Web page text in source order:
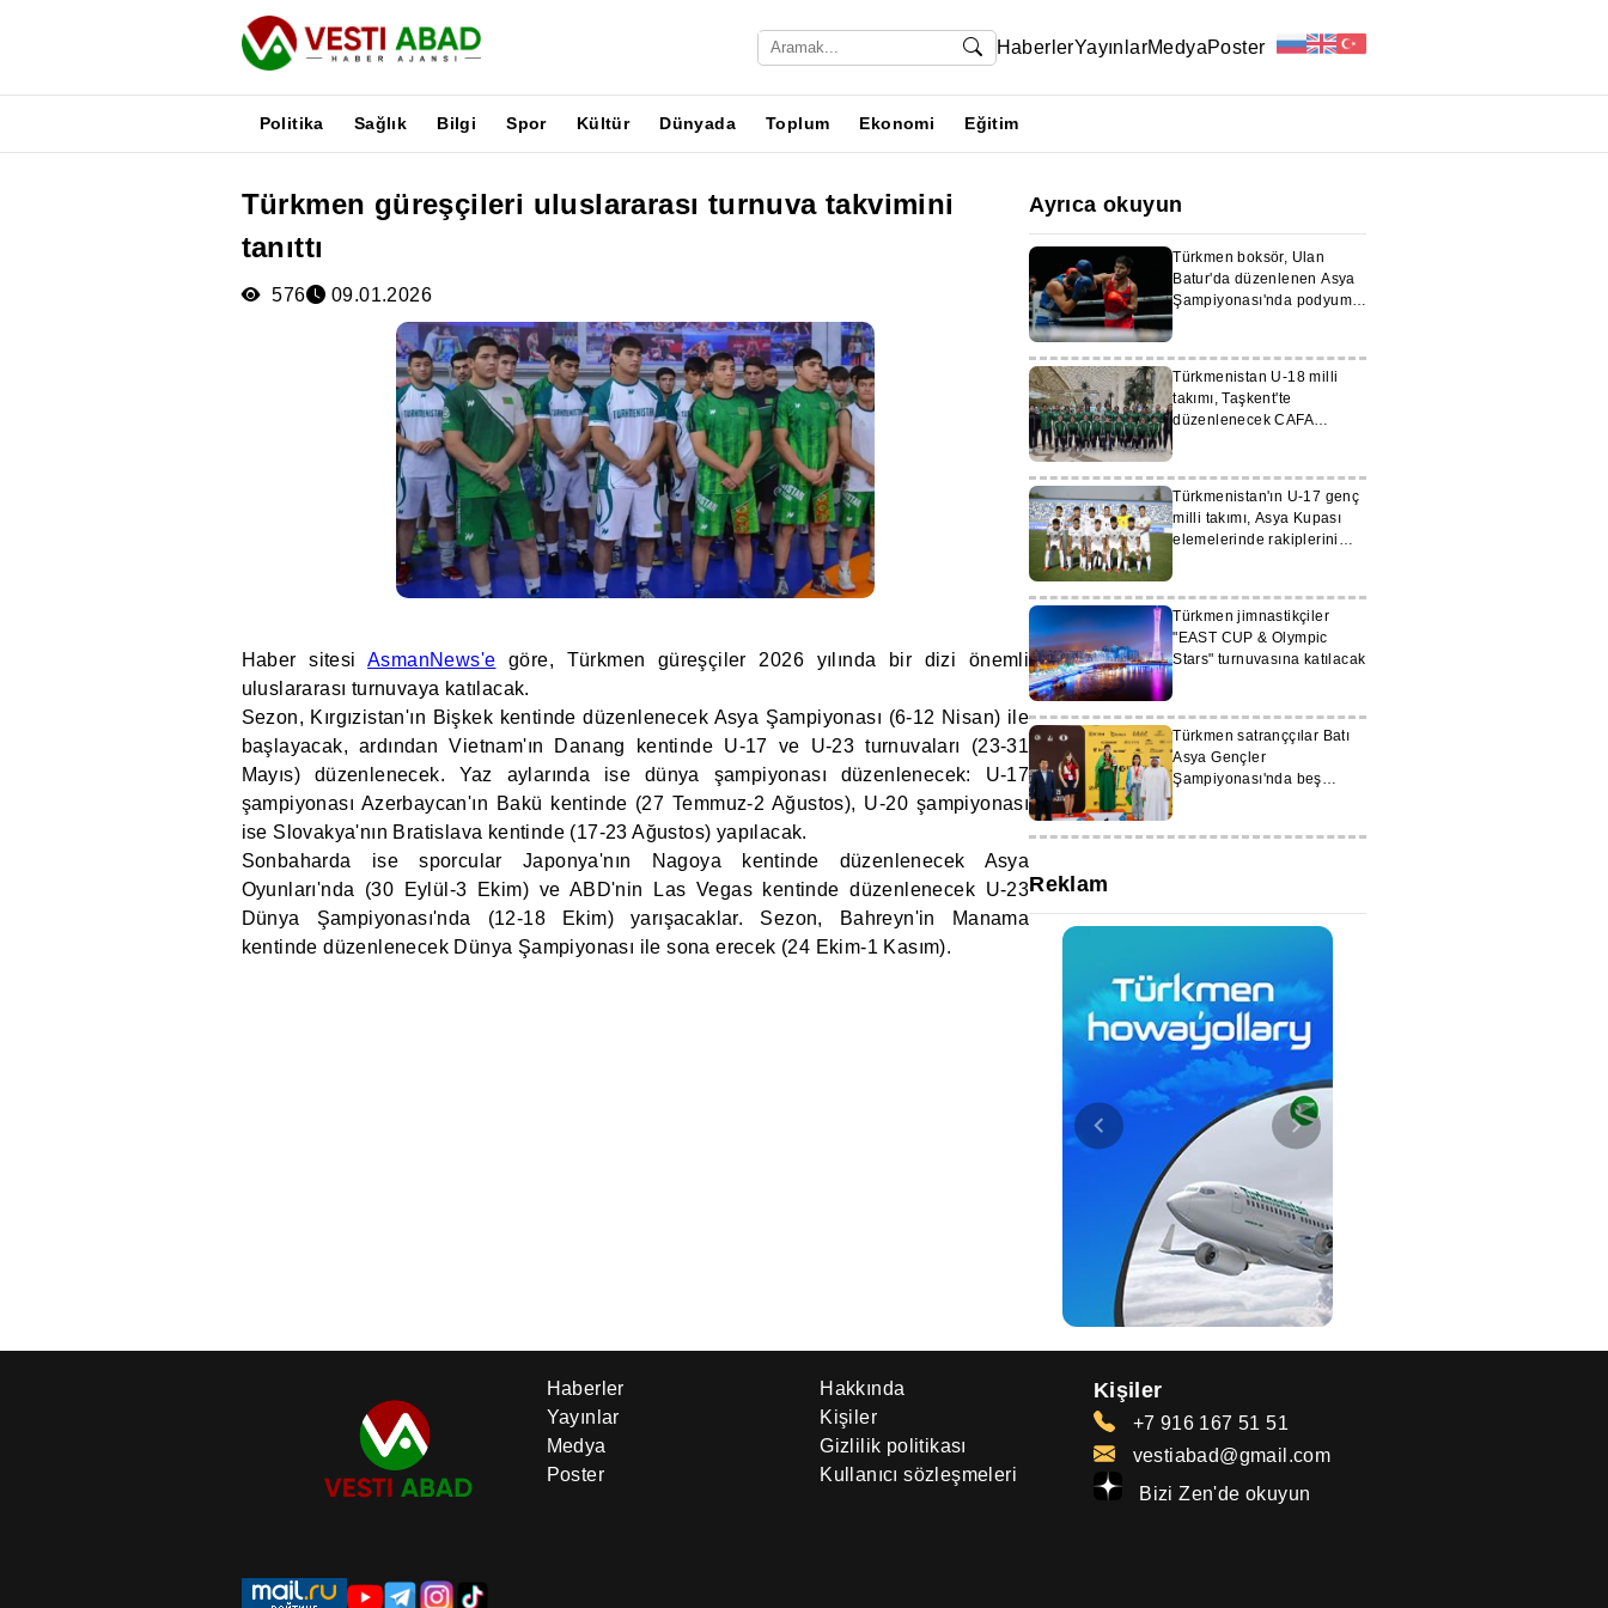
HaberlerYayınlarMedyaPoster
Politika Sağlık Bilgi Spor Kültür Dünyada Toplum Ekonomi Eğitim
Türkmen güreşçileri uluslararası turnuva takvimini
tanıttı
576 09.01.2026
Haber sitesiAsmanNews'e göre, Türkmen güreşçiler 2026 yılında bir dizi önemli
uluslararası turnuvaya katılacak.
Sezon, Kırgızistan'ın Bişkek kentinde düzenlenecek Asya Şampiyonası (6-12 Nisan) ile
başlayacak, ardından Vietnam'ın Danang kentinde U-17 ve U-23 turnuvaları (23-31
Mayıs) düzenlenecek. Yaz aylarında ise dünya şampiyonası düzenlenecek: U-17
şampiyonası Azerbaycan'ın Bakü kentinde (27 Temmuz-2 Ağustos), U-20 şampiyonası
ise Slovakya'nın Bratislava kentinde (17-23 Ağustos) yapılacak.
Sonbaharda ise sporcular Japonya'nın Nagoya kentinde düzenlenecek Asya
Oyunları'nda (30 Eylül-3 Ekim) ve ABD'nin Las Vegas kentinde düzenlenecek U-23
Dünya Şampiyonası'nda (12-18 Ekim) yarışacaklar. Sezon, Bahreyn'in Manama
kentinde düzenlenecek Dünya Şampiyonası ile sona erecek (24 Ekim-1 Kasım).
Ayrıca okuyun
Türkmen boksör, Ulan
Batur'da düzenlenen Asya
Şampiyonası'nda podyuma
Türkmenistan U-18 milli
takımı, Taşkent'te
düzenlenecek CAFA
Türkmenistan'ın U-17 genç
milli takımı, Asya Kupası
elemelerinde rakiplerini
Türkmen jimnastikçiler
"EAST CUP & Olympic
Stars" turnuvasına katılacak
Türkmen satranççılar Batı
Asya Gençler
Şampiyonası'nda beş
Reklam
Haberler
Yayınlar
Medya
Poster
Hakkında
Kişiler
Gizlilik politikası
Kullanıcı sözleşmeleri
Kişiler
+7 916 167 51 51
vestiabad@gmail.com
Bizi Zen'de okuyun